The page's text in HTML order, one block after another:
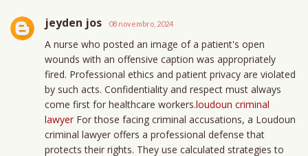
jeyden jos 08 novembro, 2024
A nurse who posted an image of a patient's open
wounds with an offensive caption was appropriately
fired. Professional ethics and patient privacy are violated
by such acts. Confidentiality and respect must always
come first for healthcare workers.loudoun criminal
lawyerFor those facing criminal accusations, a Loudoun
criminal lawyer offers a professional defense that
protects their rights. They use calculated strategies to